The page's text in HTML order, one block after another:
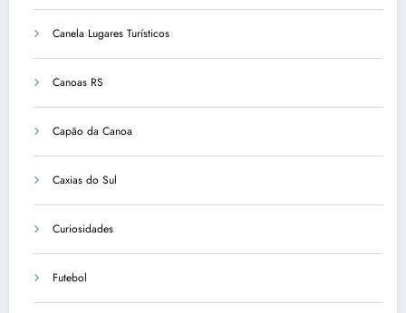
Canela Lugares Turísticos
Canoas RS
Capão da Canoa
Caxias do Sul
Curiosidades
Futebol